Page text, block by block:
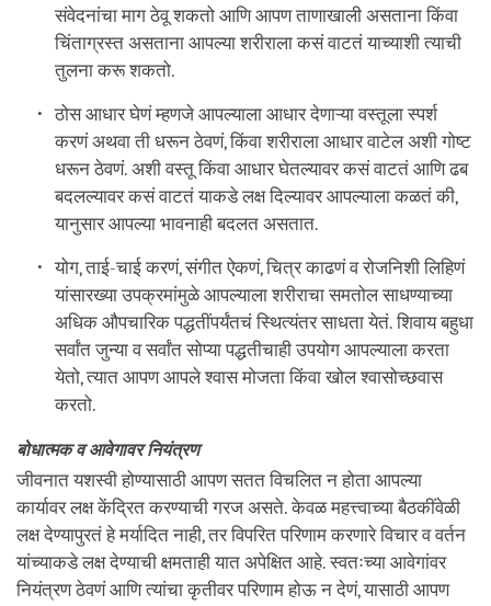
संवेदनांचा माग ठेवू शकतो आणि आपण ताणाखाली असताना किंवा
चिंताग्रस्त असताना आपल्या शरीराला कसं वाटतं याच्याशी त्याची
तुलना करू शकतो.
ठोस आधार घेणं म्हणजे आपल्याला आधार देणाऱ्या वस्तूला स्पर्श
करणं अथवा ती धरून ठेवणं, किंवा शरीराला आधार वाटेल अशी गोष्ट
धरून ठेवणं. अशी वस्तू किंवा आधार घेतल्यावर कसं वाटतं आणि ढब
बदलल्यावर कसं वाटतं याकडे लक्ष दिल्यावर आपल्याला कळतं की,
यानुसार आपल्या भावनाही बदलत असतात.
योग, ताई-चाई करणं, संगीत ऐकणं, चित्र काढणं व रोजनिशी लिहिणं
यांसारख्या उपक्रमांमुळे आपल्याला शरीराचा समतोल साधण्याच्या
अधिक औपचारिक पद्धतींपर्यंतचं स्थित्यंतर साधता येतं. शिवाय बहुधा
सर्वांत जुन्या व सर्वांत सोप्या पद्धतीचाही उपयोग आपल्याला करता
येतो, त्यात आपण आपले श्वास मोजता किंवा खोल श्वासोच्छवास
करतो.
बोधात्मक व आवेगावर नियंत्रण
जीवनात यशस्वी होण्यासाठी आपण सतत विचलित न होता आपल्या
कार्यावर लक्ष केंद्रित करण्याची गरज असते. केवळ महत्त्वाच्या बैठकींवेळी
लक्ष देण्यापुरतं हे मर्यादित नाही, तर विपरित परिणाम करणारे विचार व वर्तन
यांच्याकडे लक्ष देण्याची क्षमताही यात अपेक्षित आहे. स्वतःच्या आवेगांवर
नियंत्रण ठेवणं आणि त्यांचा कृतीवर परिणाम होऊ न देणं, यासाठी आपण